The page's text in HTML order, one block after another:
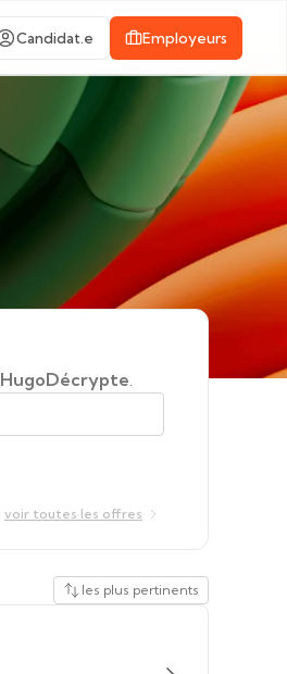
Candidat.e Employeurs
HugoDécrypte.
voir toutes les offres
les plus pertinents